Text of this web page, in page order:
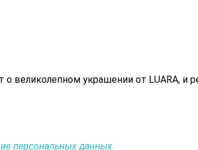
о великолепном украшении от LUARA, и
персональных данных.